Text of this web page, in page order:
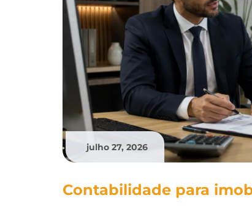
Contabilidade para
• julho 27, 2026